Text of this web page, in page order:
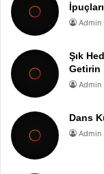
İpuçları
Admin
Şık
Getirin
Admin
Dans
Admin